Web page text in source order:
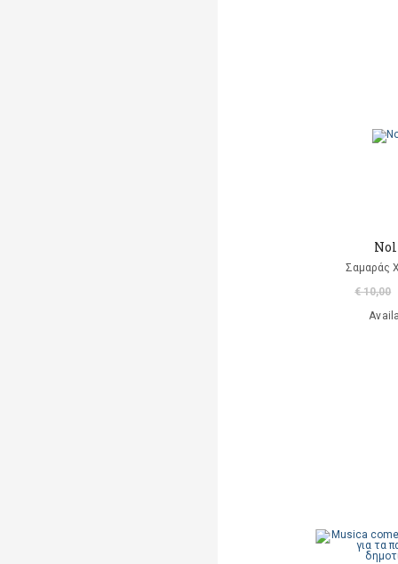
Σαμαράς
€ 10,00